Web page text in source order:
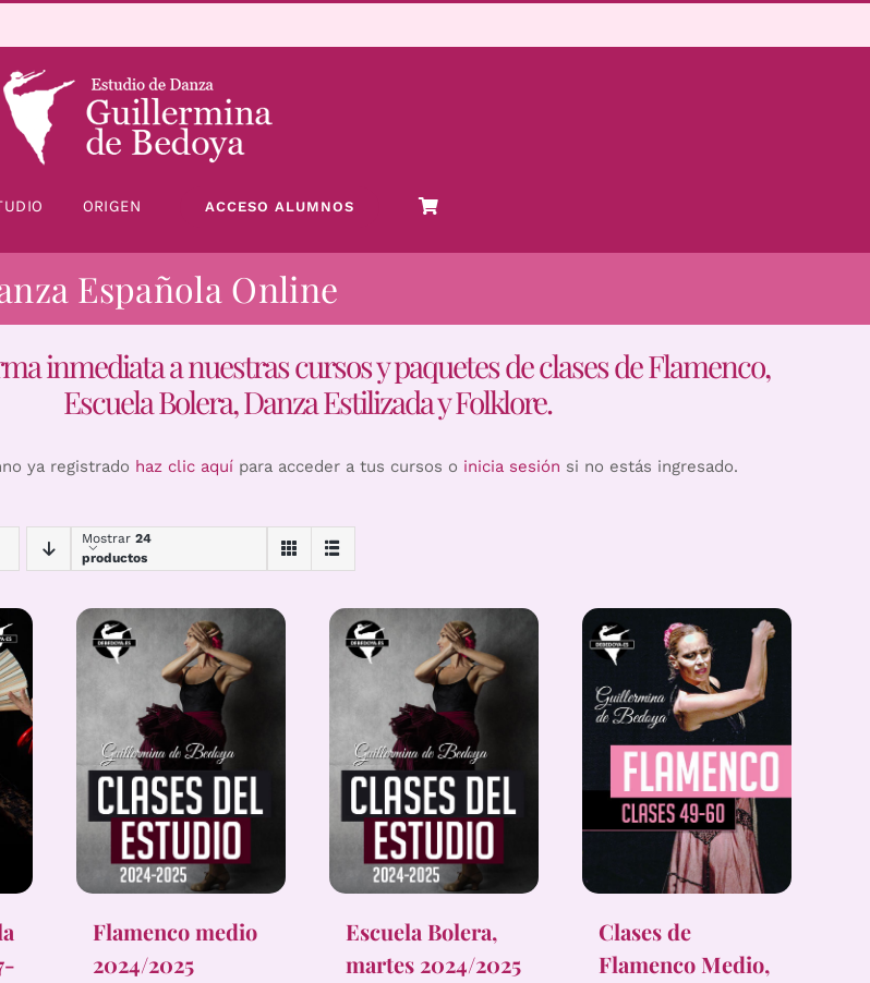
ORIGEN ACCESO ALUMNOS
Española Online
inmediata a nuestras cursos y paquetes de clases de Flamenco,
Escuela Bolera, Danza Estilizada y Folklore.
ya registrado haz clic aquí para acceder a tus cursos o inicia sesión si no estás ingresado.
Mostrar 24
productos
Flamenco medio
2024/2025
Escuela Bolera,
martes 2024/2025
Clases de
Flamenco Medio,